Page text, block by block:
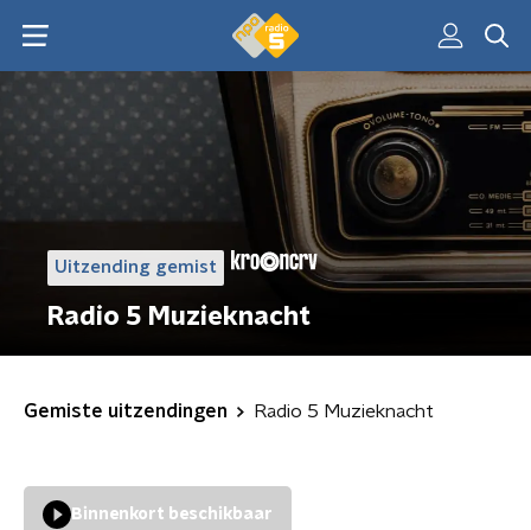
Uitzending gemist
Radio 5 Muzieknacht
Gemiste uitzendingen Radio 5 Muzieknacht
Binnenkort beschikbaar